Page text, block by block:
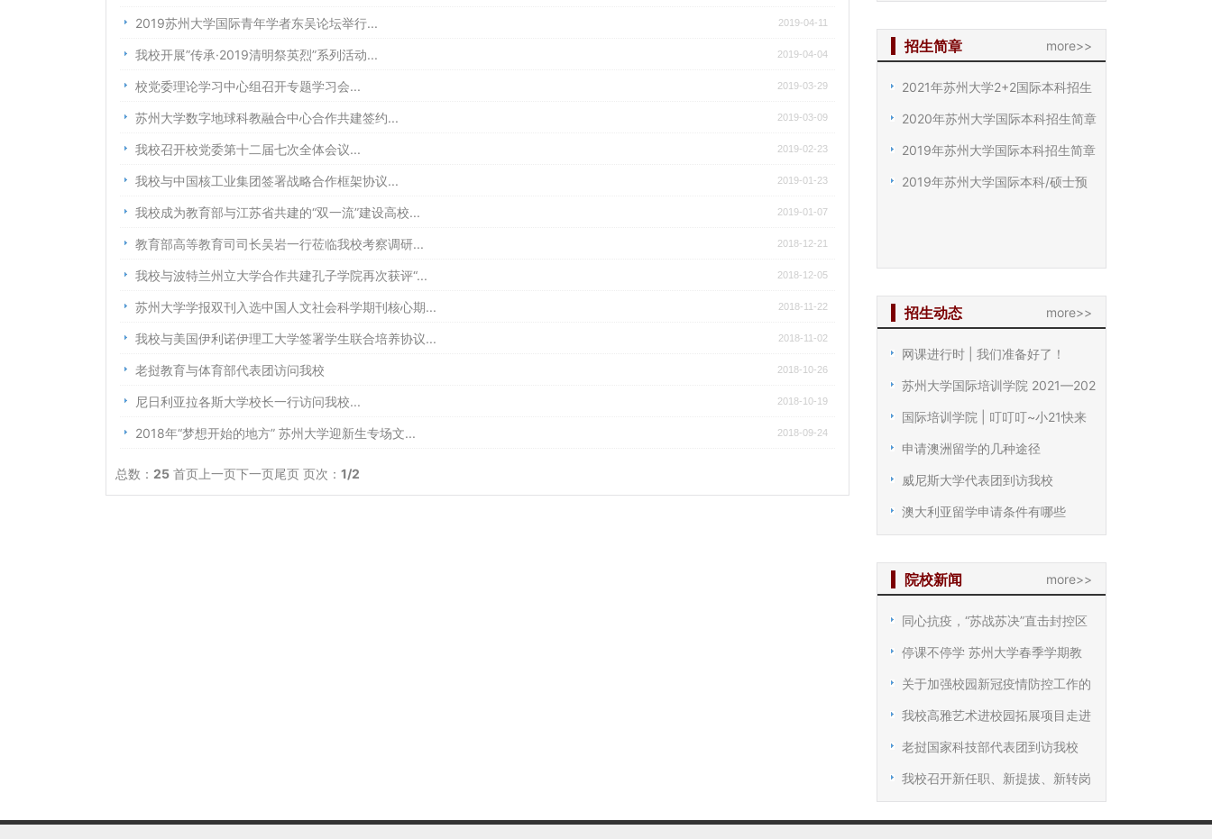
2019-04-11
2019苏州大学国际青年学者东吴论坛举行...
2019-04-04
我校开展”传承·2019清明祭英烈”系列活动...
2019-03-29
校党委理论学习中心组召开专题学习会...
2019-03-09
苏州大学数字地球科教融合中心合作共建签约...
2019-02-23
我校召开校党委第十二届七次全体会议...
2019-01-23
我校与中国核工业集团签署战略合作框架协议...
2019-01-07
我校成为教育部与江苏省共建的“双一流”建设高校...
2018-12-21
教育部高等教育司司长吴岩一行莅临我校考察调研...
2018-12-05
我校与波特兰州立大学合作共建孔子学院再次获评“...
2018-11-22
苏州大学学报双刊入选中国人文社会科学期刊核心期...
2018-11-02
我校与美国伊利诺伊理工大学签署学生联合培养协议...
2018-10-26
老挝教育与体育部代表团访问我校
2018-10-19
尼日利亚拉各斯大学校长一行访问我校...
2018-09-24
2018年“梦想开始的地方” 苏州大学迎新生专场文...
总数： 25 首页 上一页下一页尾页 页次： 1/2
招生简章 more>>
2021年苏州大学2+2国际本科招生
2020年苏州大学国际本科招生简章
2019年苏州大学国际本科招生简章
2019年苏州大学国际本科/硕士预
招生动态 more>>
网课进行时 | 我们准备好了！
苏州大学国际培训学院 2021—202
国际培训学院 | 叮叮叮~小21快来
申请澳洲留学的几种途径
威尼斯大学代表团到访我校
澳大利亚留学申请条件有哪些
院校新闻 more>>
同心抗疫，“苏战苏决”直击封控区
停课不停学 苏州大学春季学期教
关于加强校园新冠疫情防控工作的
我校高雅艺术进校园拓展项目走进
老挝国家科技部代表团到访我校
我校召开新任职、新提拔、新转岗